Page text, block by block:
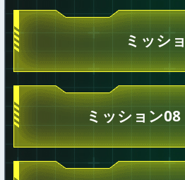
ミッシ
ミッション